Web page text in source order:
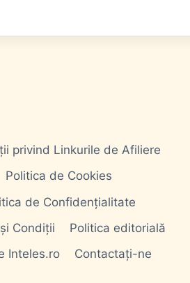
privind Linkurile de Afiliere
Politica de Cookies
de Confidențialitate
Condiții
Politica editorială
Inteles.ro
Contactați-ne